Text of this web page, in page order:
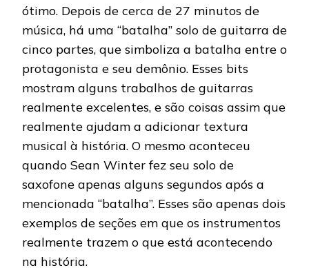
ótimo. Depois de cerca de 27 minutos de
música, há uma “batalha” solo de guitarra de
cinco partes, que simboliza a batalha entre o
protagonista e seu demônio. Esses bits
mostram alguns trabalhos de guitarras
realmente excelentes, e são coisas assim que
realmente ajudam a adicionar textura
musical à história. O mesmo aconteceu
quando Sean Winter fez seu solo de
saxofone apenas alguns segundos após a
mencionada “batalha”. Esses são apenas dois
exemplos de seções em que os instrumentos
realmente trazem o que está acontecendo
na história.